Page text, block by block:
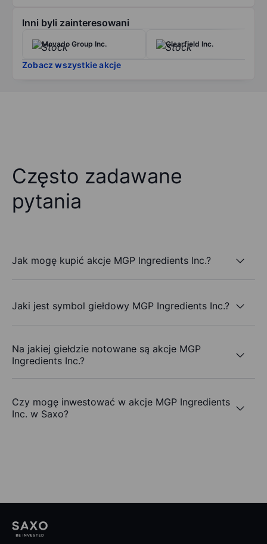
Inni byli zainteresowani
Movado Group Inc. Clearfield Inc.
Zobacz wszystkie akcje
Często zadawane
pytania
Jak mogę kupić akcje MGP Ingredients Inc.?
Jaki jest symbol giełdowy MGP Ingredients Inc.?
Na jakiej giełdzie notowane są akcje MGP
Ingredients Inc.?
Czy mogę inwestować w akcje MGP Ingredients
Inc. w Saxo?